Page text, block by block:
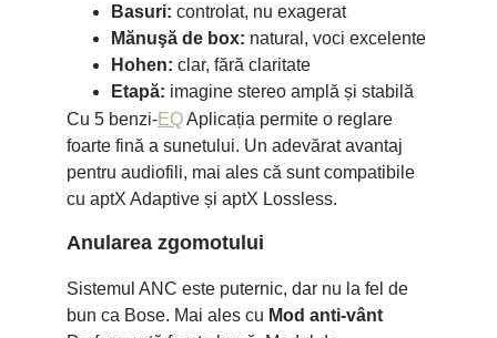
Basuri: controlat, nu exagerat
Mănuşă de box: natural, voci excelente
Hohen: clar, fără claritate
Etapă: imagine stereo amplă și stabilă
Cu 5 benzi-EQAplicația permite o reglare
foarte fină a sunetului. Un adevărat avantaj
pentru audiofili, mai ales că sunt compatibile
cu aptX Adaptive și aptX Lossless.
Anularea zgomotului
Sistemul ANC este puternic, dar nu la fel de
bun ca Bose. Mai ales cu Mod anti-vânt